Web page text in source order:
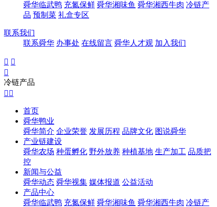
舜华临武鸭 充氮保鲜 舜华湘味鱼 舜华湘西牛肉 冷链产
品 预制菜 礼盒专区
联系我们
联系舜华 办事处 在线留言 舜华人才观 加入我们
 

冷链产品
 
首页
舜华鸭业
舜华简介 企业荣誉 发展历程 品牌文化 图说舜华
产业链建设
舜华农场 种蛋孵化 野外放养 种植基地 生产加工 品质把
控
新闻与公益
舜华动态 舜华视集 媒体报道 公益活动
产品中心
舜华临武鸭 充氮保鲜 舜华湘味鱼 舜华湘西牛肉 冷链产